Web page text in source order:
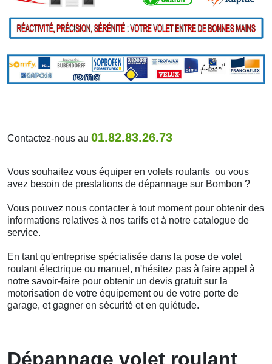
Contactez-nous au 01.82.83.26.73
Vous souhaitez vous équiper en volets roulants ou vous
avez besoin de prestations de dépannage sur Bombon ?
Vous pouvez nous contacter à tout moment pour obtenir des
informations relatives à nos tarifs et à notre catalogue de
service.
En tant qu'entreprise spécialisée dans la pose de volet
roulant électrique ou manuel, n'hésitez pas à faire appel à
notre savoir-faire pour obtenir un devis gratuit sur la
motorisation de votre équipement ou de votre porte de
garage, et gagner en sécurité et en quiétude.
Dépannage volet roulant